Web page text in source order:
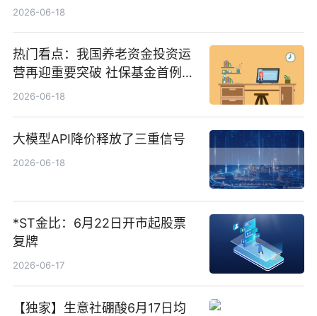
1000万港元
2026-06-18
热门看点：我国养老资金投资运
营再迎重要突破 社保基金首例期
货账户完成开立
2026-06-18
大模型API降价释放了三重信号
2026-06-18
*ST金比：6月22日开市起股票
复牌
2026-06-17
【独家】生意社硼酸6月17日均